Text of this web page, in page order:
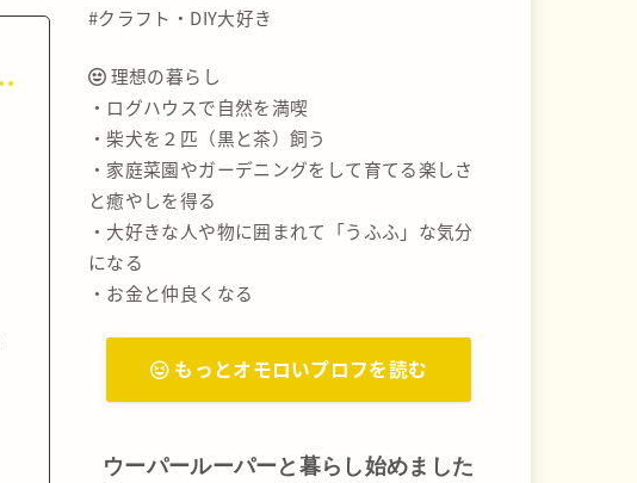
#クラフト・DIY大好き
理想の暮らし
・ログハウスで自然を満喫
・柴犬を２匹（黒と茶）飼う
・家庭菜園やガーデニングをして育てる楽しさ
と癒やしを得る
・大好きな人や物に囲まれて「うふふ」な気分
になる
・お金と仲良くなる
もっとオモロいプロフを読む
ウーパールーパーと暮らし始めました